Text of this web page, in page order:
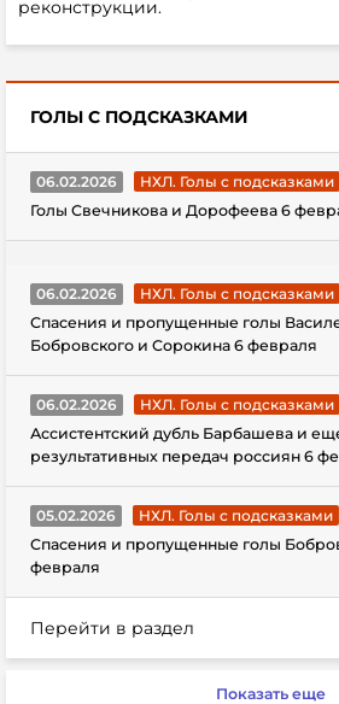
реконструкции.
ГОЛЫ С ПОДСКАЗКАМИ
06.02.2026
НХЛ. Голы с подсказками
Голы Свечникова и Дорофеева 6
06.02.2026
НХЛ. Голы с подсказками
Спасения и пропущенные голы
Бобровского и Сорокина 6 февраля
06.02.2026
НХЛ. Голы с подсказками
Ассистентский дубль Барбашева и
результативных передач россиян 6
05.02.2026
НХЛ. Голы с подсказками
Спасения и пропущенные голы
февраля
Перейти в раздел
Показать еще